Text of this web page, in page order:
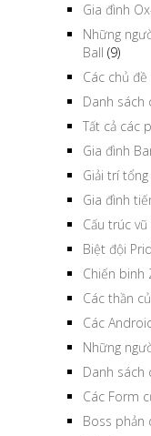
Gia đình
Những
Ball (9)
Các chủ
Danh sách
Tất cả các
Gia đình
Giải trí
Gia đình
Cấu trúc
Biệt đội
Chiến binh
Các thần
Các
Những
Danh sách
Các Form
Boss phản